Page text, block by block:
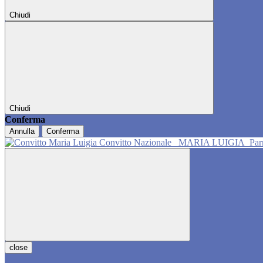
Chiudi
Chiudi
Conferma
Annulla Conferma
Convitto Nazionale MARIA LUIGIA
close